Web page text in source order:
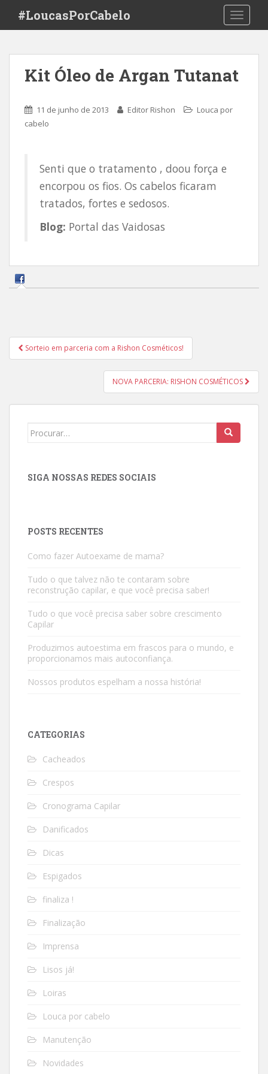
i
#LoucasPorCabelo
Kit Óleo de Argan Tutanat
11 de junho de 2013 Editor Rishon
Louca por
cabelo
Senti que o tratamento , doou força e
encorpou os fios. Os cabelos ficaram
tratados, fortes e sedosos.
Blog: Portal das Vaidosas
Navegação
de
Sorteio em parceria com a Rishon Cosméticos!
NOVA PARCERIA: RISHON COSMÉTICOS
Search
SIGA NOSSAS REDES SOCIAIS
POSTS RECENTES
Como fazer Autoexame de mama?
Tudo o que talvez não te contaram sobre
reconstrução capilar, e que você precisa saber!
Tudo o que você precisa saber sobre crescimento
Capilar
Produzimos autoestima em frascos para o mundo, e
proporcionamos mais autoconfiança.
Nossos produtos espelham a nossa história!
CATEGORIAS
Cacheados
Crespos
Cronograma Capilar
Danificados
Dicas
Espigados
finaliza !
Finalização
Imprensa
Lisos já!
Loiras
Louca por cabelo
Manutenção
Novidades